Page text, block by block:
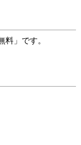
」です。